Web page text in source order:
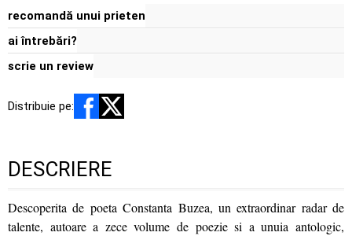
recomandă unui prieten
ai întrebări?
scrie un review
Distribuie pe:
DESCRIERE
Descoperita de poeta Constanta Buzea, un extraordinar radar de
talente, autoare a zece volume de poezie si a unuia antologic,